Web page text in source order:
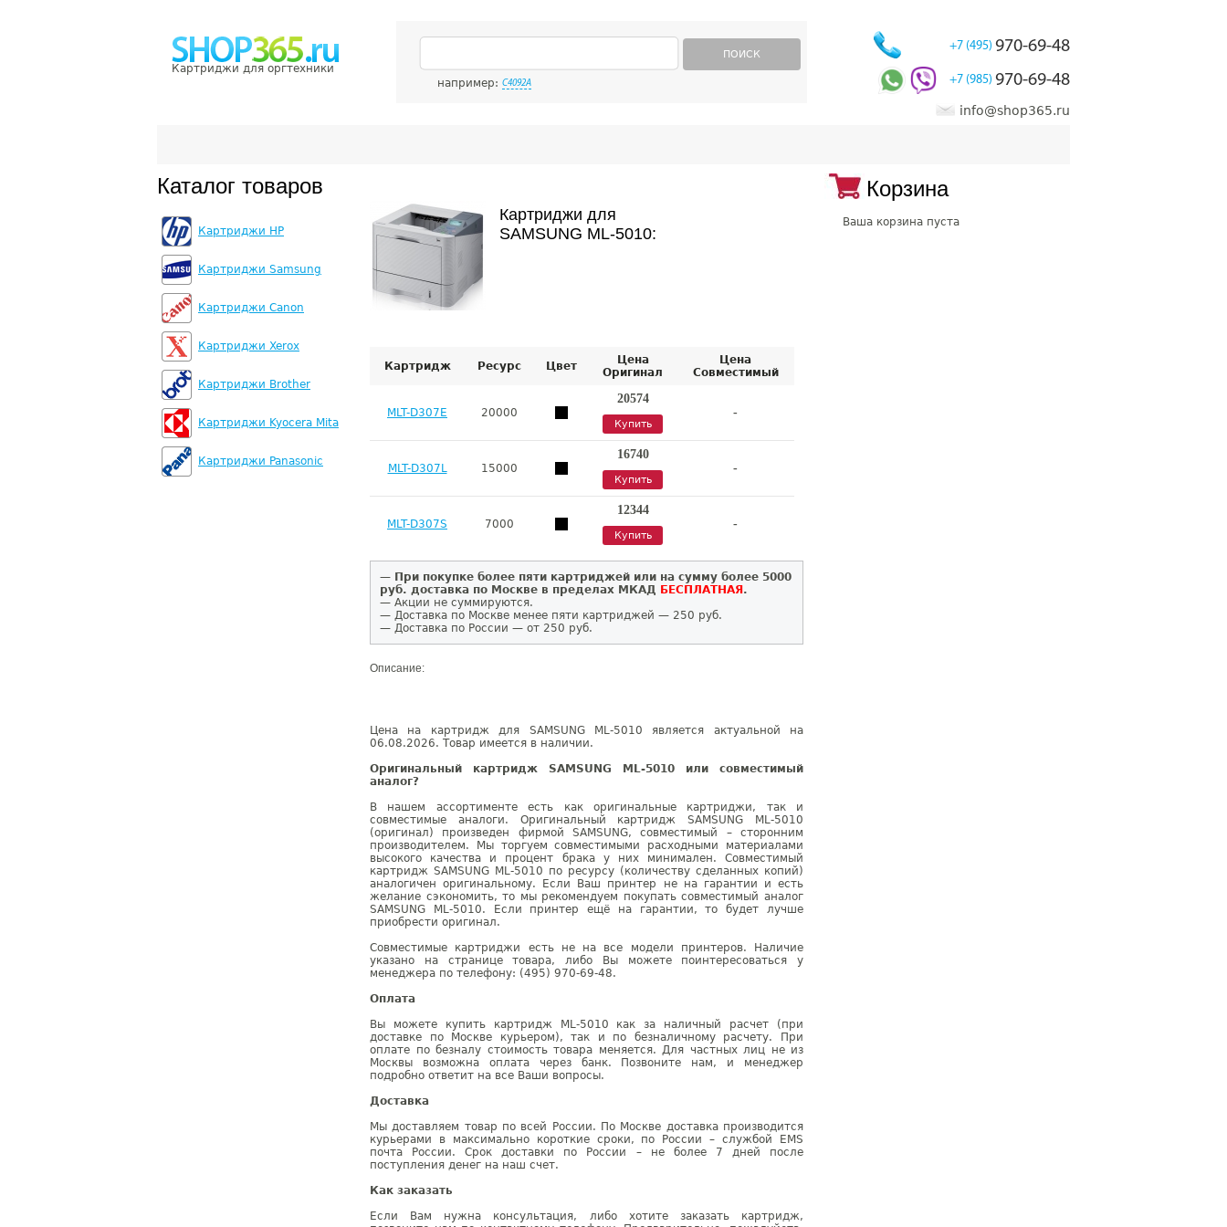
Картриджи для оргтехники
ПОИСК
например: C4092A
+7 (495) 970-69-48
+7 (985) 970-69-48
info@shop365.ru
Каталог товаров
Картриджи HP
Картриджи Samsung
Картриджи Canon
Картриджи Xerox
Картриджи Brother
Картриджи Kyocera Mita
Картриджи Panasonic
Картриджи для
SAMSUNG ML-5010:
Картридж Ресурс Цвет
Цена
Оригинал
Цена
Совместимый
MLT-D307E 20000
20574
Купить
-
MLT-D307L 15000
16740
Купить
-
MLT-D307S 7000
12344
Купить
-
— При покупке более пяти картриджей или на сумму более 5000
руб. доставка по Москве в пределах МКАД БЕСПЛАТНАЯ .
— Акции не суммируются.
— Доставка по Москве менее пяти картриджей — 250 руб.
— Доставка по России — от 250 руб.
Описание:
Цена на картридж для SAMSUNG ML-5010 является актуальной на
06.08.2026. Товар имеется в наличии.
Оригинальный картридж SAMSUNG ML-5010 или совместимый
аналог?
В нашем ассортименте есть как оригинальные картриджи, так и
совместимые аналоги. Оригинальный картридж SAMSUNG ML-5010
(оригинал) произведен фирмой SAMSUNG, совместимый – сторонним
производителем. Мы торгуем совместимыми расходными материалами
высокого качества и процент брака у них минимален. Совместимый
картридж SAMSUNG ML-5010 по ресурсу (количеству сделанных копий)
аналогичен оригинальному. Если Ваш принтер не на гарантии и есть
желание сэкономить, то мы рекомендуем покупать совместимый аналог
SAMSUNG ML-5010. Если принтер ещё на гарантии, то будет лучше
приобрести оригинал.
Совместимые картриджи есть не на все модели принтеров. Наличие
указано на странице товара, либо Вы можете поинтересоваться у
менеджера по телефону: (495) 970-69-48.
Оплата
Вы можете купить картридж ML-5010 как за наличный расчет (при
доставке по Москве курьером), так и по безналичному расчету. При
оплате по безналу стоимость товара меняется. Для частных лиц не из
Москвы возможна оплата через банк. Позвоните нам, и менеджер
подробно ответит на все Ваши вопросы.
Доставка
Мы доставляем товар по всей России. По Москве доставка производится
курьерами в максимально короткие сроки, по России – службой EMS
почта России. Срок доставки по России – не более 7 дней после
поступления денег на наш счет.
Как заказать
Если Вам нужна консультация, либо хотите заказать картридж,
Корзина
Ваша корзина пуста